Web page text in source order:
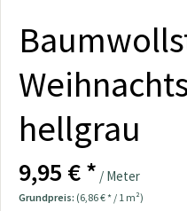
hellgrau
9,95 € * / Meter
Grundpreis: (6,86 € * / 1 m²)